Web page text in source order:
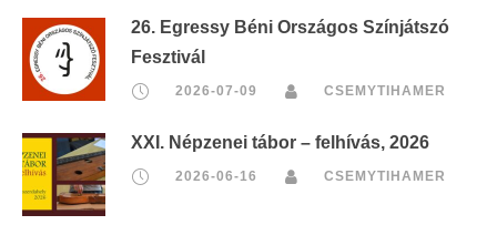
26. Egressy Béni Országos Színjátszó
Fesztivál
2026-07-09 CSEMYTIHAMER
XXI. Népzenei tábor – felhívás, 2026
2026-06-16 CSEMYTIHAMER